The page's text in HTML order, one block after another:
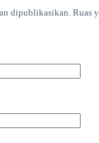
dipublikasikan. Ruas